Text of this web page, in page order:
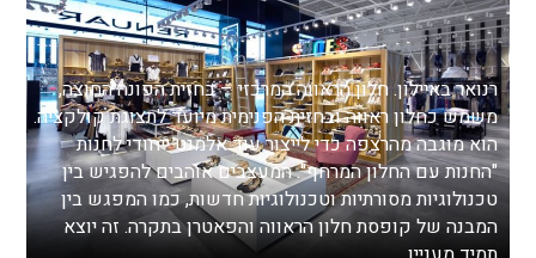
רנואר באיילון. חלון הראווה המרכזי – בחזית הפונה החוצה,
משמש כחלון ראווה ובחזית הפנימית מיועד לתצוגת קולקציה.
הוא מוגבה מהרצפה כדי לייצור עוד אלמנט ייחודי לחנות
"החנות עם החלון המרחף". המעצבים אוהבים להפגיש בין
טכנולוגיות מסורתיות וטכנולוגיות חדשות, כמו המפגש בין
המבנה של קופסת חלון הראווה והפאטרן בתקרה. זה יוצא